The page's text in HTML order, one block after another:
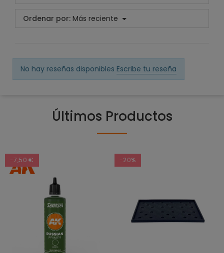
Ordenar por: Más reciente
No hay reseñas disponibles Escribe tu reseña
Últimos Productos
-7,50 € -20%